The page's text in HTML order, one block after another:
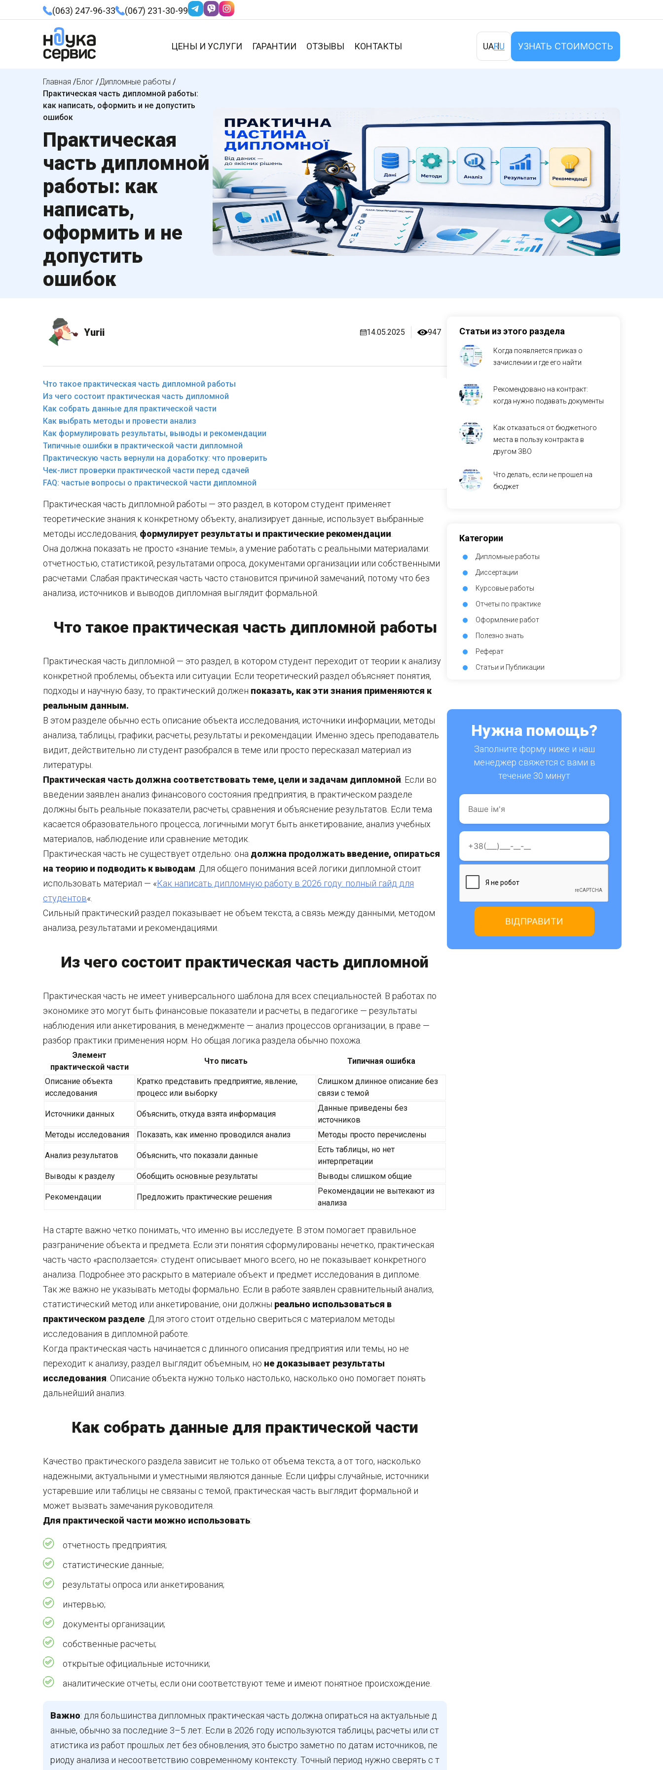
(063) 247-96-33 (067) 231-30-99
ЦЕНЫ И УСЛУГИ ГАРАНТИИ ОТЗЫВЫ КОНТАКТЫ UARU УЗНАТЬ СТОИМОСТЬ
Главная /Блог /Дипломные работы /
Практическая часть дипломной работы:
как написать, оформить и не допустить
ошибок
Практическая
часть дипломной
работы: как
написать,
оформить и не
допустить
ошибок
Yurii 14.05.2025 947
Что такое практическая часть дипломной работы
Из чего состоит практическая часть дипломной
Как собрать данные для практической части
Как выбрать методы и провести анализ
Как формулировать результаты, выводы и рекомендации
Типичные ошибки в практической части дипломной
Практическую часть вернули на доработку: что проверить
Чек-лист проверки практической части перед сдачей
FAQ: частые вопросы о практической части дипломной
Практическая часть дипломной работы — это раздел, в котором студент применяет
теоретические знания к конкретному объекту, анализирует данные, использует выбранные
методы исследования, формулирует результаты и практические рекомендации
Она должна показать не просто «знание темы», а умение работать с реальными материалами:
отчетностью, статистикой, результатами опроса, документами организации или собственными
расчетами. Слабая практическая часть часто становится причиной замечаний, потому что без
анализа, источников и выводов дипломная выглядит формальной.
Что такое практическая часть дипломной работы
Практическая часть дипломной — это раздел, в котором студент переходит от теории к анализу
конкретной проблемы, объекта или ситуации. Если теоретический раздел объясняет понятия,
подходы и научную базу, то практический должен показать, как эти знания применяются к
реальным данным.
В этом разделе обычно есть описание объекта исследования, источники информации, методы
анализа, таблицы, графики, расчеты, результаты и рекомендации. Именно здесь преподаватель
видит, действительно ли студент разобрался в теме или просто пересказал материал из
литературы.
Практическая часть должна соответствовать теме, цели и задачам дипломной . Если во
введении заявлен анализ финансового состояния предприятия, в практическом разделе
должны быть реальные показатели, расчеты, сравнения и объяснение результатов. Если тема
касается образовательного процесса, логичными могут быть анкетирование, анализ учебных
материалов, наблюдение или сравнение методик.
Практическая часть не существует отдельно: она должна продолжать введение, опираться
на теорию и подводить к выводам . Для общего понимания всей логики дипломной стоит
использовать материал — «Как написать дипломную работу в 2026 году: полный гайд для
студентов«.
Сильный практический раздел показывает не объем текста, а связь между данными, методом
анализа, результатами и рекомендациями.
Из чего состоит практическая часть дипломной
Практическая часть не имеет универсального шаблона для всех специальностей. В работах по
экономике это могут быть финансовые показатели и расчеты, в педагогике — результаты
наблюдения или анкетирования, в менеджменте — анализ процессов организации, в праве —
разбор практики применения норм. Но общая логика раздела обычно похожа.
Элемент
практической части
Что писать Типичная ошибка
Описание объекта
исследования
Кратко представить предприятие, явление,
процесс или выборку
Слишком длинное описание без
связи с темой
Источники данных Объяснить, откуда взята информация
Данные приведены без
источников
Методы исследования
Показать, как именно проводился анализ Методы просто перечислены
Анализ результатов Объяснить, что показали данные
Есть таблицы, но нет
интерпретации
Выводы к разделу
Обобщить основные результаты Выводы слишком общие
Рекомендации Предложить практические решения
Рекомендации не вытекают из
анализа
На старте важно четко понимать, что именно вы исследуете. В этом помогает правильное
разграничение объекта и предмета. Если эти понятия сформулированы нечетко, практическая
часть часто «расползается»: студент описывает много всего, но не показывает конкретного
анализа. Подробнее это раскрыто в материале объект и предмет исследования в дипломе.
Так же важно не указывать методы формально. Если в работе заявлен сравнительный анализ,
статистический метод или анкетирование, они должны реально использоваться в
практическом разделе . Для этого стоит отдельно свериться с материалом методы
исследования в дипломной работе.
Когда практическая часть начинается с длинного описания предприятия или темы, но не
переходит к анализу, раздел выглядит объемным, но не доказывает результаты
исследования . Описание объекта нужно только настолько, насколько оно помогает понять
дальнейший анализ.
Как собрать данные для практической части
Качество практического раздела зависит не только от объема текста, а от того, насколько
надежными, актуальными и уместными являются данные. Если цифры случайные, источники
устаревшие или таблицы не связаны с темой, практическая часть выглядит формальной и
может вызвать замечания руководителя.
Для практической части можно использовать:
отчетность предприятия;
статистические данные;
результаты опроса или анкетирования;
интервью;
документы организации;
собственные расчеты;
открытые официальные источники;
аналитические отчеты, если они соответствуют теме и имеют понятное происхождение.
Важно: для большинства дипломных практическая часть должна опираться на актуальные д
анные, обычно за последние 3–5 лет. Если в 2026 году используются таблицы, расчеты или ст
атистика из работ прошлых лет без обновления, это быстро заметно по датам источников, пе
риоду анализа и несоответствию современному контексту. Точный период нужно сверять с т
Статьи из этого раздела
Когда появляется приказ о
зачислении и где его найти
Рекомендовано на контракт:
когда нужно подавать документы
Как отказаться от бюджетного
места в пользу контракта в
другом ЗВО
Что делать, если не прошел на
бюджет
Категории
Дипломные работы
Диссертации
Курсовые работы
Отчеты по практике
Оформление работ
Полезно знать
Реферат
Статьи и Публикации
Нужна помощь?
Заполните форму ниже и наш
менеджер свяжется с вами в
течение 30 минут